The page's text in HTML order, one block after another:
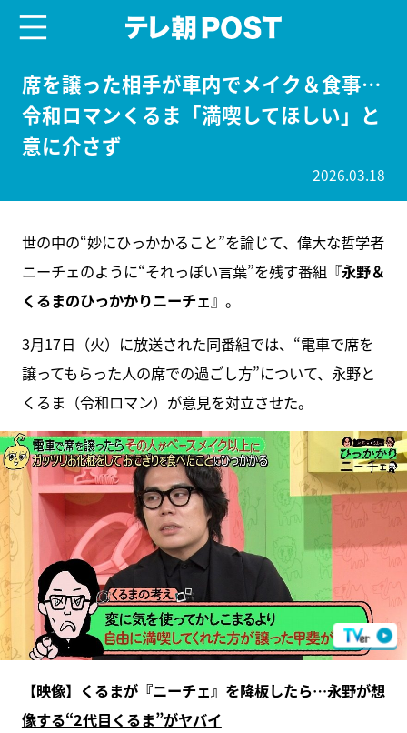
席を譲った相手が車内でメイク＆食事…
令和ロマンくるま「満喫してほしい」と
意に介さず
2026.03.18
世の中の“妙にひっかかること”を論じて、偉大な哲学者
ニーチェのように“それっぽい言葉”を残す番組『永野＆
くるまのひっかかりニーチェ 』。
3月17日（火）に放送された同番組では、“電車で席を
譲ってもらった人の席での過ごし方”について、永野と
くるま（令和ロマン）が意見を対立させた。
【映像】くるまが『ニーチェ』を降板したら…永野が想
像する“2代目くるま”がヤバイ